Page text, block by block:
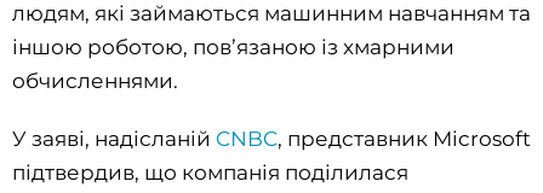
людям, які займаються машинним навчанням та
іншою роботою, пов’язаною із хмарними
обчисленнями.
У заяві, надісланій CNBC, представник Microsoft
підтвердив, що компанія поділилася